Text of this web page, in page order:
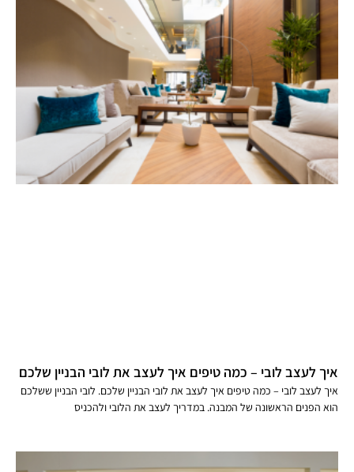
איך לעצב לובי – כמה טיפים איך לעצב את לובי הבניין שלכם
איך לעצב לובי – כמה טיפים איך לעצב את לובי הבניין שלכם. לובי הבניין ששלכם
הוא הפנים הראשונה של המבנה. במדריך לעצב את הלובי ולהכניס